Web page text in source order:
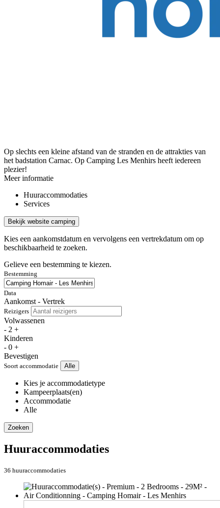
Op slechts een kleine afstand van de stranden en de attrakties van
het badstation Carnac. Op Camping Les Menhirs heeft iedereen
plezier!
Meer informatie
Huuraccommodaties
Services
Bekijk website camping
Kies een aankomstdatum en vervolgens een vertrekdatum om op
beschikbaarheid te zoeken.
Gelieve een bestemming te kiezen.
Bestemming
Data
Aankomst - Vertrek
Reizigers
Volwassenen
- 2 +
Kinderen
- 0 +
Bevestigen
Soort accommodatie Alle
Kies je accommodatietype
Kampeerplaats(en)
Accommodatie
Alle
Zoeken
Huuraccommodaties
36 huuraccommodaties